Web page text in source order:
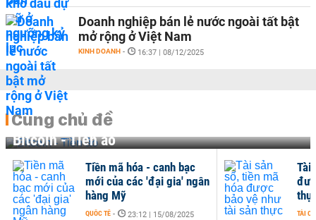
Doanh nghiệp bán lẻ nước ngoài tất bật
mở rộng ở Việt Nam
KINH DOANH - 16:37 | 08/12/2025
Cùng chủ đề
Bitcoin - Tiền ảo
Tiền mã hóa - canh bạc
mới của các 'đại gia' ngân
hàng Mỹ
QUỐC TẾ - 23:12 | 15/08/2025
Tài
TÀI